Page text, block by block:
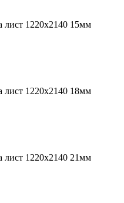
1220х2140 15мм
1220х2140 18мм
1220х2140 21мм